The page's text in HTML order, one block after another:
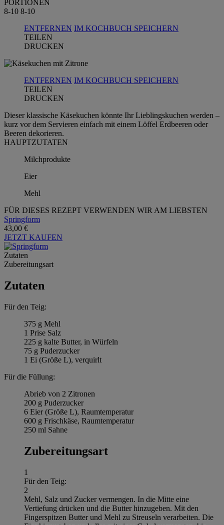
PORTIONEN
8-10 8-10
ENTFERNEN IM KOCHBUCH SPEICHERN
TEILEN
DRUCKEN
ENTFERNEN IM KOCHBUCH SPEICHERN
TEILEN
DRUCKEN
Dieser klassische Käsekuchen könnte Ihr Lieblingskuchen werden –
kurz vor dem Servieren einfach mit einem Löffel Erdbeeren oder
Beeren dekorieren.
HAUPTZUTATEN
Milchprodukte
Eier
Mehl
FÜR DIESES REZEPT VERWENDEN WIR AM LIEBSTEN
Springform
43,00 €
JETZT KAUFEN
Zutaten
Zubereitungsart
Zutaten
Für den Teig:
375 g Mehl
1 Prise Salz
225 g kalte Butter, in Würfeln
75 g Puderzucker
1 Ei (Größe L), verquirlt
Für die Füllung:
Abrieb von 2 Zitronen
200 g Puderzucker
6 Eier (Größe L), Raumtemperatur
600 g Frischkäse, Raumtemperatur
250 ml Sahne
Zubereitungsart
1
Für den Teig:
2
Mehl, Salz und Zucker vermengen. In die Mitte eine
Vertiefung drücken und die Butter hinzugeben. Mit den
Fingerspitzen Butter und Mehl zu Streuseln verarbeiten. Die